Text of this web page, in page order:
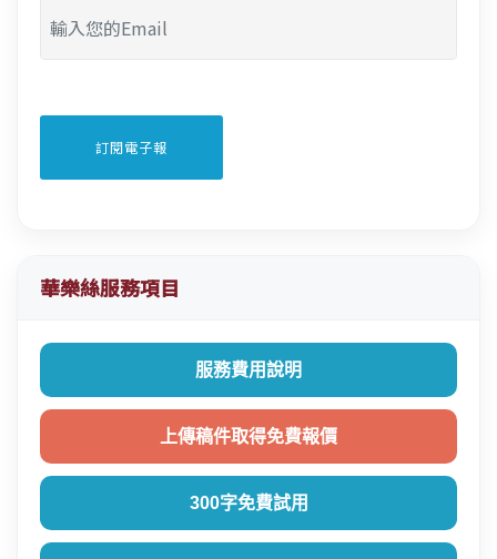
華樂絲服務項目
服務費用說明
上傳稿件取得免費報價
300字免費試用